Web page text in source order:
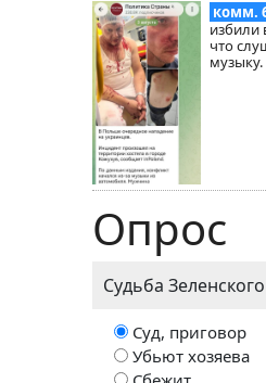
комм.
избили
что
музыку.
Опрос
Судьба
Суд, приговор
Убьют хозяева